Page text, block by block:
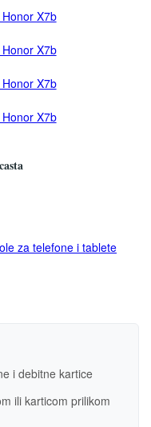
za telefone i tablete
i debitne kartice
ili karticom prilikom